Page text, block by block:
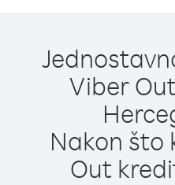
Viber
Nakon što
Out